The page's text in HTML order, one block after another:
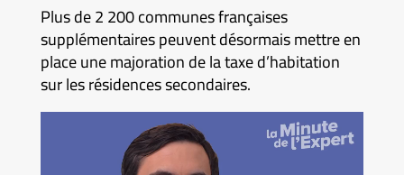
Plus de 2 200 communes françaises
supplémentaires peuvent désormais mettre en
place une majoration de la taxe d’habitation
sur les résidences secondaires.